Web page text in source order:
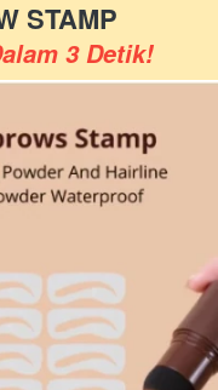
STAMP
3 Detik!